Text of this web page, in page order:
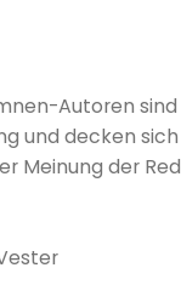
Autoren
und decken
Meinung der